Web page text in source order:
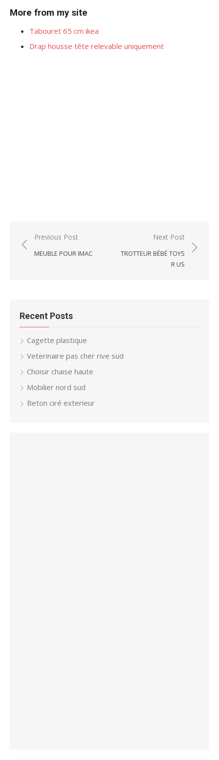
More from my site
Tabouret 65 cm ikea
Drap housse tête relevable uniquement
Post
navigation
Previous Post
MEUBLE POUR IMAC
Next Post
TROTTEUR BÉBÉ TOYS
R US
Recent Posts
Cagette plastique
Veterinaire pas cher rive sud
Choisir chaise haute
Mobilier nord sud
Beton ciré exterieur